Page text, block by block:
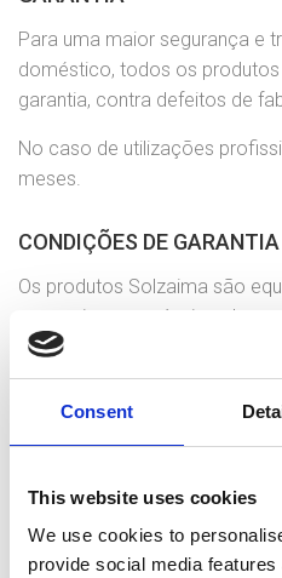
Consent
This website uses cookies
We use cookies to
provide social media
Para uma maior segurança e
doméstico, todos os
garantia, contra defeitos de
No caso de utilizações
meses.
CONDIÇÕES DE GARANTIA
Os produtos Solzaima são
a energias renováveis e
profissionais qualificados e
regulamentação em vigor em
acordo com as instruções de
Estes equipamentos
Uma instalação que não